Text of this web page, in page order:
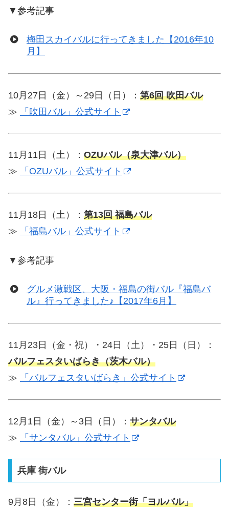
▼参考記事
梅田スカイバルに行ってきました【2016年10
月】
10月27日（金）～29日（日）： 第6回 吹田バル
≫
「吹田バル」公式サイト
11月11日（土）： OZUバル（泉大津バル）
≫
「OZUバル」公式サイト
11月18日（土）： 第13回 福島バル
≫
「福島バル」公式サイト
▼参考記事
グルメ激戦区、大阪・福島の街バル『福島バ
ル』行ってきました♪【2017年6月】
11月23日（金・祝）・24日（土）・25日（日）：
バルフェスタいばらき（茨木バル）
≫
「バルフェスタいばらき」公式サイト
12月1日（金）～3日（日）： サンタバル
≫
「サンタバル」公式サイト
兵庫 街バル
9月8日（金）： 三宮センター街「ヨルバル」